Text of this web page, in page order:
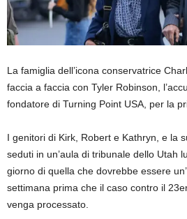
La famiglia dell’icona conservatrice
faccia a faccia con Tyler Robinson,
fondatore di Turning Point USA, per la
I genitori di Kirk, Robert e Kathryn, e la
seduti in un’aula di tribunale dello Utah
giorno di quella che dovrebbe essere
settimana prima che il caso contro il
venga processato.